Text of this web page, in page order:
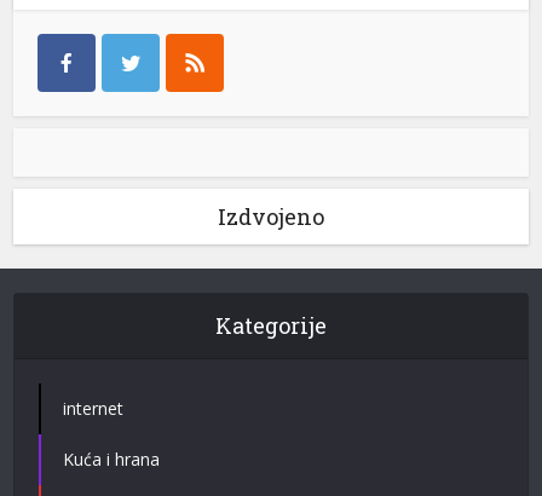
Izdvojeno
Kategorije
internet
Kuća i hrana